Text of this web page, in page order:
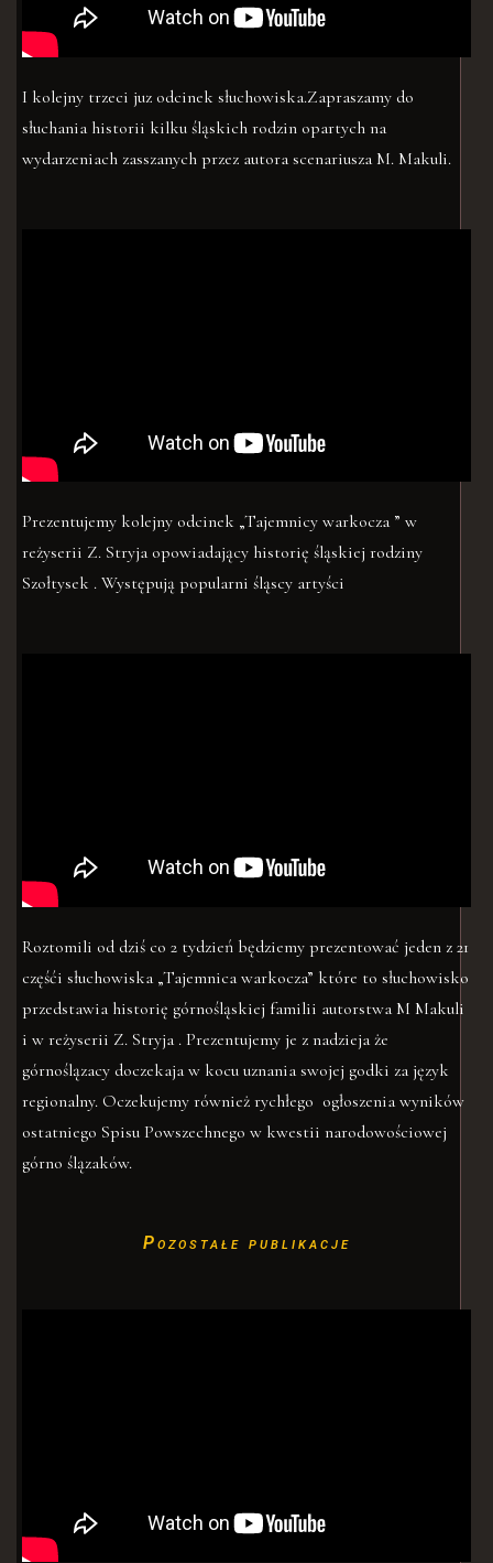
I kolejny trzeci juz odcinek słuchowiska.Zapraszamy do
słuchania historii kilku śląskich rodzin opartych na
wydarzeniach zasszanych przez autora scenariusza M. Makuli.
Prezentujemy kolejny odcinek „Tajemnicy warkocza ” w
reżyserii Z. Stryja opowiadający historię śląskiej rodziny
Szołtysek . Występują popularni śląscy artyści
Roztomili od dziś co 2 tydzień będziemy prezentować jeden z 21
częśći słuchowiska „Tajemnica warkocza” które to słuchowisko
przedstawia historię górnośląskiej familii autorstwa M Makuli
i w reżyserii Z. Stryja . Prezentujemy je z nadzieja że
górnoślązacy doczekaja w kocu uznania swojej godki za język
regionalny. Oczekujemy również rychłego ogłoszenia wyników
ostatniego Spisu Powszechnego w kwestii narodowościowej
górno ślązaków.
Pozostałe publikacje